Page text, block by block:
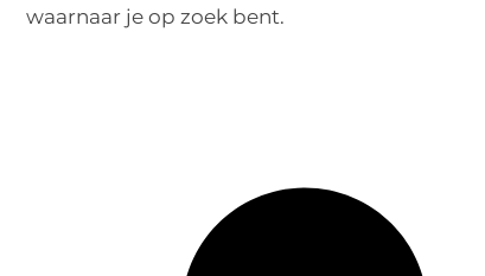
waarnaar je op zoek bent.